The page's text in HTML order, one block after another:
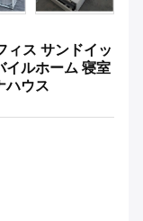
ィス サンドイッ
イルホーム 寝室
ハウス